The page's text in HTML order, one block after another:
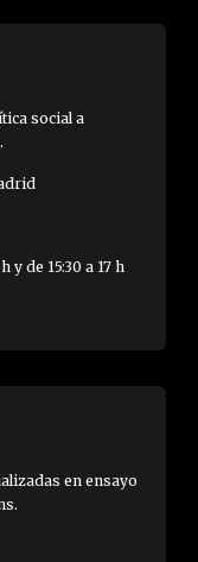
social a
y de 15:30 a 17 h
en ensayo